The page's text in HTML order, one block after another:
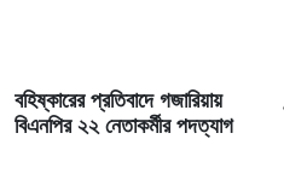
বহিষ্কারের প্রতিবাদে গজারিয়ায়
বিএনপির ২২ নেতাকর্মীর পদত্যাগ